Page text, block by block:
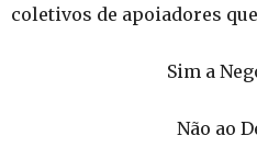
coletivos de apoiadores
Sim a
Não ao